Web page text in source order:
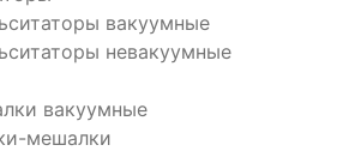
вакуумные
невакуумные
вакуумные
мешалки